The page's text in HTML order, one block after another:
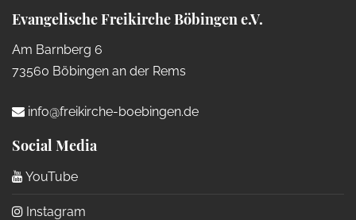
Evangelische Freikirche Böbingen e.V.
Am Barnberg 6
73560 Böbingen an der Rems
info@freikirche-boebingen.de
Social Media
YouTube
Instagram